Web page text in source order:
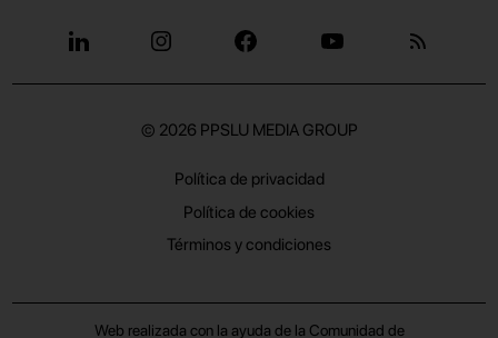
© 2026 PPSLU MEDIA GROUP
Política de privacidad
Política de cookies
Términos y condiciones
Web realizada con la ayuda de la Comunidad de